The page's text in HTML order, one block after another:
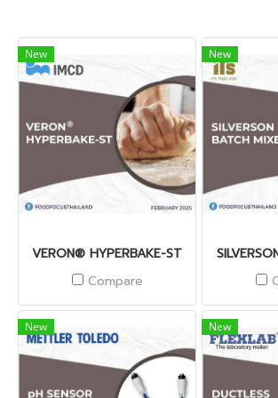
New
VERON® HYPERBAKE-ST
Compare
New
New New